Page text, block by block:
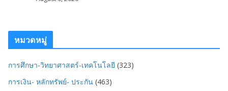
หมวดหมู่
การศึกษา-วิทยาศาสตร์-เทคโนโลยี (323)
การเงิน- หลักทรัพย์- ประกัน (463)